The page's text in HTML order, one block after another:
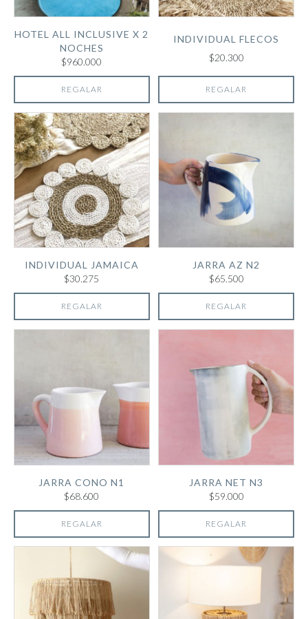
HOTEL ALL INCLUSIVE X 2
NOCHES
$960.000
REGALAR
INDIVIDUAL FLECOS
$20.300
REGALAR
INDIVIDUAL JAMAICA
$30.275
REGALAR
JARRA AZ N2
$65.500
REGALAR
JARRA CONO N1
$68.600
REGALAR
JARRA NET N3
$59.000
REGALAR